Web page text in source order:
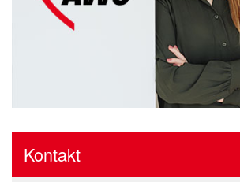
Kontakt